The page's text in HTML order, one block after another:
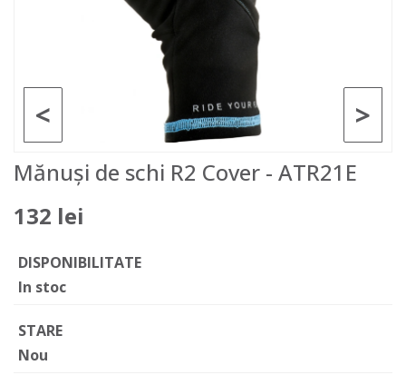
>
<
Mănuși de schi R2 Cover - ATR21E
132 lei
DISPONIBILITATE
In stoc
STARE
Nou